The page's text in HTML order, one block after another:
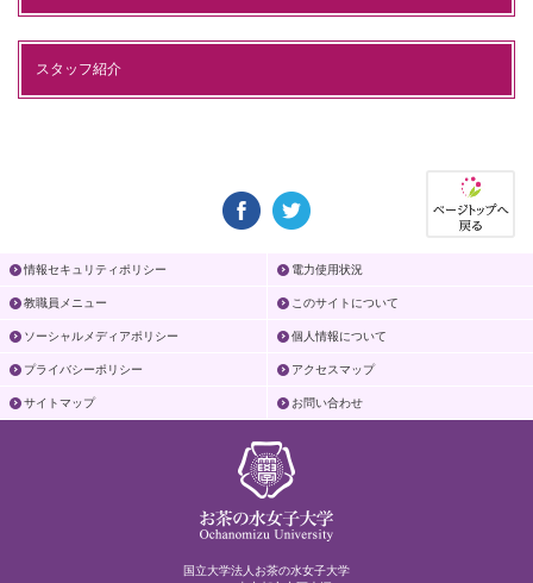
スタッフ紹介
情報セキュリティポリシー 電力使用状況
教職員メニュー このサイトについて
ソーシャルメディアポリシー 個人情報について
プライバシーポリシー アクセスマップ
サイトマップ お問い合わせ
国立大学法人お茶の水女子大学